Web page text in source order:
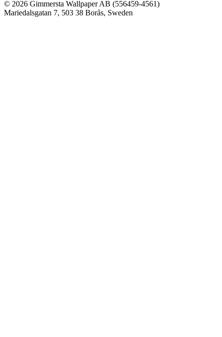
© 2026 Gimmersta Wallpaper AB (556459-4561)
Mariedalsgatan 7, 503 38 Borås, Sweden